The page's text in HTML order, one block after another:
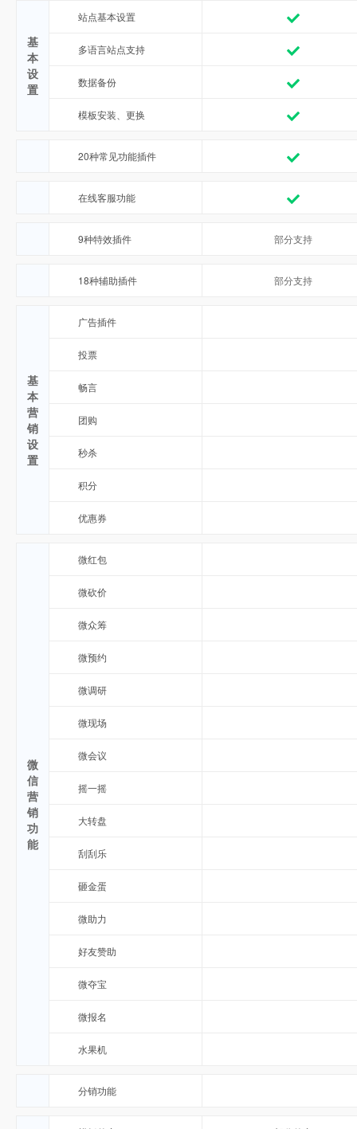
基
本
设
置
站点基本设置
多语言站点支持
数据备份
模板安装、更换
20种常见功能插件
在线客服功能
9种特效插件 部分支持
18种辅助插件 部分支持
基
本
营
销
设
置
广告插件
投票
畅言
团购
秒杀
积分
优惠券
微
信
营
销
功
能
微红包
微砍价
微众筹
微预约
微调研
微现场
微会议
摇一摇
大转盘
刮刮乐
砸金蛋
微助力
好友赞助
微夺宝
微报名
水果机
分销功能